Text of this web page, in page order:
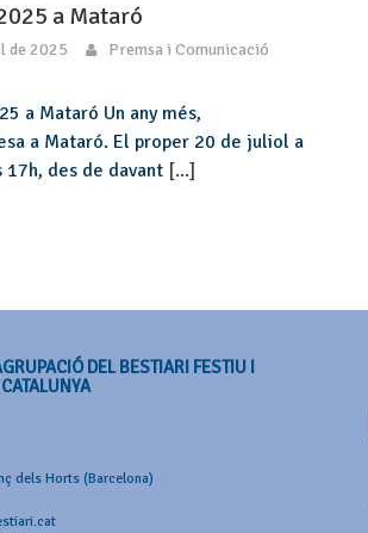
a Mataró
de 2025
Premsa i Comunicació
a Mataró Un any més,
a Mataró. El proper 20 de juliol a
des de davant [...]
DEL BESTIARI FESTIU I
dels Horts (Barcelona)